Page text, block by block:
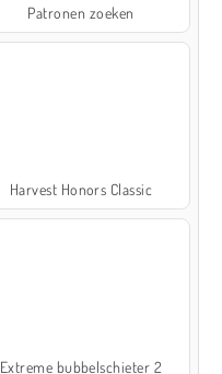
Patronen zoeken
Harvest Honors Classic
Extreme bubbelschieter 2